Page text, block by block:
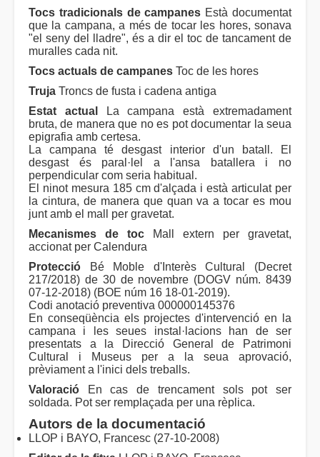
Tocs tradicionals de campanes Està documentat
que la campana, a més de tocar les hores, sonava
"el seny del lladre", és a dir el toc de tancament de
muralles cada nit.
Tocs actuals de campanes Toc de les hores
Truja Troncs de fusta i cadena antiga
Estat actual
La campana està extremadament
bruta, de manera que no es pot documentar la seua
epigrafia amb certesa.
La campana té desgast interior d'un batall. El
desgast és paral·lel a l'ansa batallera i no
perpendicular com seria habitual.
El ninot mesura 185 cm d'alçada i està articulat per
la cintura, de manera que quan va a tocar es mou
junt amb el mall per gravetat.
Mecanismes de toc Mall extern per gravetat,
accionat per Calendura
Protecció Bé Moble d'Interès Cultural (Decret
217/2018) de 30 de novembre (DOGV núm. 8439
07-12-2018) (BOE núm 16 18-01-2019).
Codi anotació preventiva 000000145376
En conseqüència els projectes d'intervenció en la
campana i les seues instal·lacions han de ser
presentats a la Direcció General de Patrimoni
Cultural i Museus per a la seua aprovació,
prèviament a l'inici dels treballs.
Valoració En cas de trencament sols pot ser
soldada. Pot ser remplaçada per una rèplica.
Autors de la documentació
LLOP i BAYO, Francesc (27-10-2008)